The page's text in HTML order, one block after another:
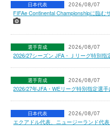
日本代表 2026/08/07
FIFAe Continental Championshipに臨む
選手育成 2026/08/07
2026/27シーズン JFA・Ｊリーグ特別
選手育成 2026/08/07
2026/27年JFA・WEリーグ特別指定選
日本代表 2026/08/07
エクアドル代表、ニュージーランド代